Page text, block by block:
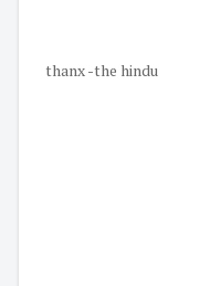
thanx -the hindu